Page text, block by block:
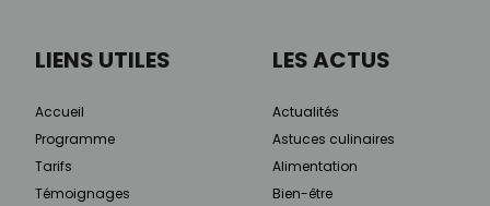
LIENS UTILES
Accueil
Programme
Tarifs
Témoignages
LES ACTUS
Actualités
Astuces culinaires
Alimentation
Bien-être